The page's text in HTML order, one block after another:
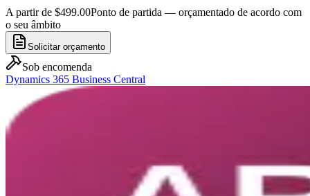
A partir de $499.00Ponto de partida — orçamentado de acordo com
o seu âmbito
Solicitar orçamento
Sob encomenda
Dynamics 365 Business Central